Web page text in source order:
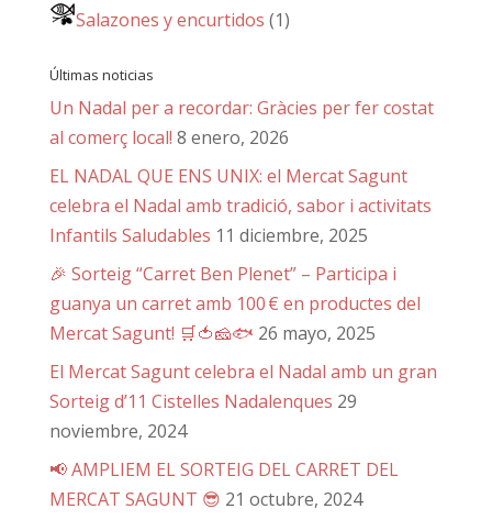
Salazones y encurtidos (1)
Últimas noticias
Un Nadal per a recordar: Gràcies per fer costat
al comerç local! 8 enero, 2026
EL NADAL QUE ENS UNIX: el Mercat Sagunt
celebra el Nadal amb tradició, sabor i activitats
Infantils Saludables 11 diciembre, 2025
🎉 Sorteig “Carret Ben Plenet” – Participa i
guanya un carret amb 100 € en productes del
Mercat Sagunt! 🛒🍅🧀🐟 26 mayo, 2025
El Mercat Sagunt celebra el Nadal amb un gran
Sorteig d’11 Cistelles Nadalenques 29
noviembre, 2024
📢 AMPLIEM EL SORTEIG DEL CARRET DEL
MERCAT SAGUNT 😎 21 octubre, 2024